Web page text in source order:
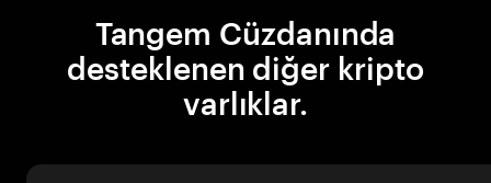
Tangem Cüzdanında
desteklenen diğer kripto
varlıklar.